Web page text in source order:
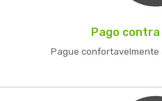
Pago
Pague confortavelmente